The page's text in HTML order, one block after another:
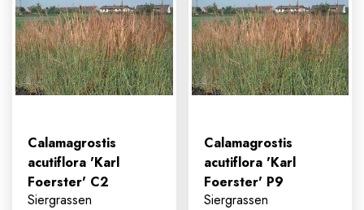
Calamagrostis
acutiflora 'Karl
Foerster' C2
Siergrassen
Calamagrostis
acutiflora 'Karl
Foerster' P9
Siergrassen